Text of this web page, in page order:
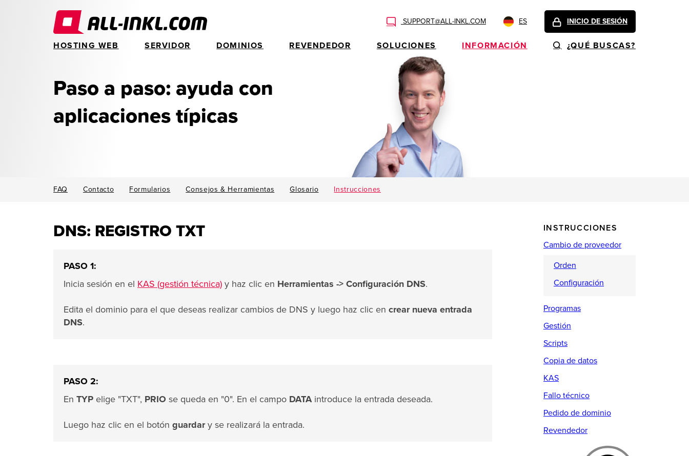
SUPPORT@ALL-INKL.COM ES INICIO DE SESIÓN
HOSTING WEB SERVIDOR DOMINIOS REVENDEDOR SOLUCIONES INFORMACIÓN ¿QUÉ BUSCAS?
Paso a paso: ayuda con
aplicaciones típicas
FAQ Contacto Formularios Consejos & Herramientas Glosario Instrucciones
DNS: REGISTRO TXT
PASO 1:
Inicia sesión en el KAS (gestión técnica) y haz clic en Herramientas -> Configuración DNS.
Edita el dominio para el que deseas realizar cambios de DNS y luego haz clic en crear nueva entrada
DNS.
PASO 2:
En TYP elige "TXT", PRIO se queda en "0". En el campo DATAintroduce la entrada deseada.
Luego haz clic en el botón guardary se realizará la entrada.
INSTRUCCIONES
Cambio de proveedor
Orden
Configuración
Programas
Gestión
Scripts
Copia de datos
KAS
Fallo técnico
Pedido de dominio
Revendedor